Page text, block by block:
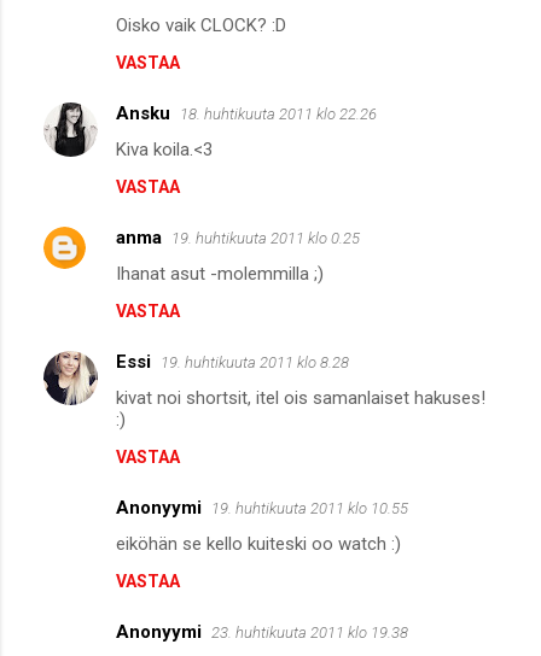
Oisko vaik CLOCK? :D
VASTAA
Ansku 18. huhtikuuta 2011 klo 22.26
Kiva koila.<3
VASTAA
anma 19. huhtikuuta 2011 klo 0.25
Ihanat asut -molemmilla ;)
VASTAA
Essi 19. huhtikuuta 2011 klo 8.28
kivat noi shortsit, itel ois samanlaiset hakuses!
:)
VASTAA
Anonyymi 19. huhtikuuta 2011 klo 10.55
eiköhän se kello kuiteski oo watch :)
VASTAA
Anonyymi 23. huhtikuuta 2011 klo 19.38